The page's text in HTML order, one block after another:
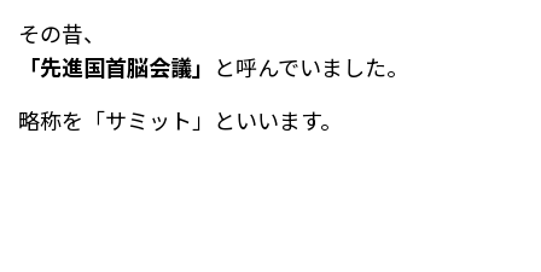
その昔、
「先進国首脳会議」 と呼んでいました。
略称を「サミット」といいます。